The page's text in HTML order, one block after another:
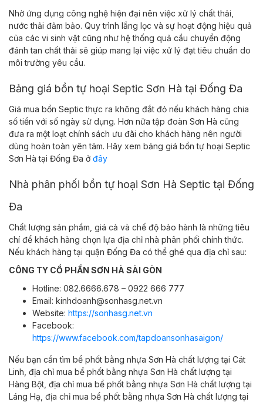
Nhờ ứng dụng công nghệ hiện đại nên việc xử lý chất thải,
nước thải đảm bảo. Quy trình lắng lọc và sự hoạt động hiệu quả
của các vi sinh vật cũng như hệ thống quả cầu chuyển động
đánh tan chất thải sẽ giúp mang lại việc xử lý đạt tiêu chuẩn do
môi trường yêu cầu.
Bảng giá bồn tự hoại Septic Sơn Hà tại Đống Đa
Giá mua bồn Septic thực ra không đắt đỏ nếu khách hàng chia
số tiền với số ngày sử dụng. Hơn nữa tập đoàn Sơn Hà cũng
đưa ra một loạt chính sách ưu đãi cho khách hàng nên người
dùng hoàn toàn yên tâm. Hãy xem bảng giá bồn tự hoại Septic
Sơn Hà tại Đống Đa ở đây
Nhà phân phối bồn tự hoại Sơn Hà Septic tại Đống
Đa
Chất lượng sản phẩm, giá cả và chế độ bảo hành là những tiêu
chí để khách hàng chọn lựa địa chỉ nhà phân phối chính thức.
Nếu khách hàng tại quận Đống Đa có thể ghé qua địa chỉ sau:
CÔNG TY CỔ PHẦN SƠN HÀ SÀI GÒN
Hotline: 082.6666.678 – 0922 666 777
Email: kinhdoanh@sonhasg.net.vn
Website: https://sonhasg.net.vn
Facebook:
https://www.facebook.com/tapdoansonhasaigon/
Nếu bạn cần tìm bể phốt bằng nhựa Sơn Hà chất lượng tại Cát
Linh, địa chỉ mua bể phốt bằng nhựa Sơn Hà chất lượng tại
Hàng Bột, địa chỉ mua bể phốt bằng nhựa Sơn Hà chất lượng tại
Láng Hạ, địa chỉ mua bể phốt bằng nhựa Sơn Hà chất lượng tại